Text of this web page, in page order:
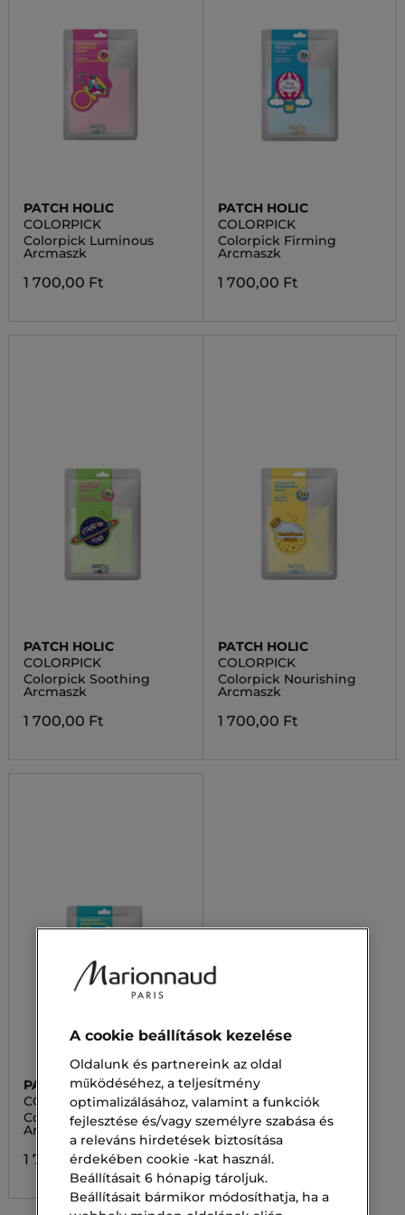
PATCH HOLIC
COLORPICK
Colorpick Luminous
Arcmaszk
1 700,00 Ft
PATCH HOLIC
COLORPICK
Colorpick Firming
Arcmaszk
1 700,00 Ft
PATCH HOLIC
COLORPICK
Colorpick Soothing
Arcmaszk
1 700,00 Ft
PATCH HOLIC
COLORPICK
Colorpick Nourishing
Arcmaszk
1 700,00 Ft
PATCH HOLIC
COLORPICK
Colorpick Moisturizing
Arcmaszk
1 700,00 Ft
A cookie beállítások kezelése
Oldalunk és partnereink az oldal
működéséhez, a teljesítmény
optimalizálásához, valamint a funkciók
fejlesztése és/vagy személyre szabása és
a releváns hirdetések biztosítása
érdekében cookie -kat használ.
Beállításait 6 hónapig tároljuk.
Beállításait bármikor módosíthatja, ha a